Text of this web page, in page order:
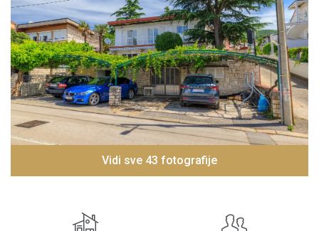
Vidi sve 43 fotografije